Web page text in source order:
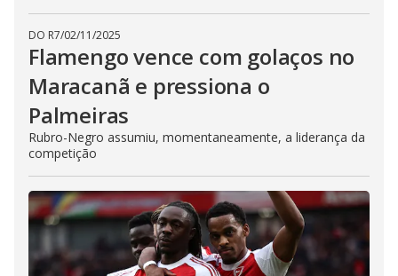
DO R7/02/11/2025
Flamengo vence com golaços no
Maracanã e pressiona o
Palmeiras
Rubro-Negro assumiu, momentaneamente, a liderança da
competição